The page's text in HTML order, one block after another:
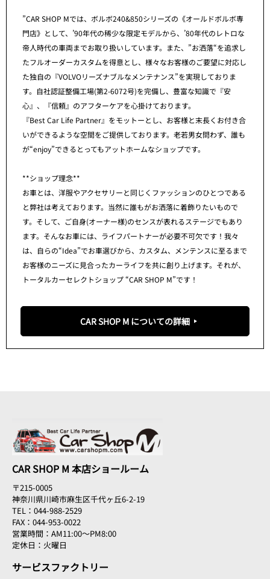
”CAR SHOP Mでは、ボルボ240&850シリーズの《オールドボルボ専
門店》として、’90年代の稀少な限定モデルから、’80年代のレトロな
帝人時代の車両までお取り扱いしています。また、”お洒落“を追求し
たフルオーダーカスタムを得意とし、様々なお客様のご要望に対応し
た独自の『VOLVOリーズナブルなメンテナンス”を実現しておりま
す。自社認証整備工場(第2-6072号)を完備し、豊富な知識で『安
心』、『信頼』のアフターケアを心掛けております。
『Best Car Life Partner』をモットーとし、お客様と末長くお付き合
いができるような空間をご提供しております。老若男女問わず、誰も
が“enjoy”できるとってもアットホームなショップです。
**ショップ理念**
お車とは、洋服やアクセサリーと同じくファッションのひとつである
と弊社は考えております。当然に誰もがお洒落に着飾りたいもので
す。そして、ご自身(オーナー様)のセンスが表れるステージでもあり
ます。そんなお車には、ライフパートナーが必要不可欠です！我々
は、自らの“Idea”でお車選びから、カスタム、メンテンスに至るまで
お客様のニーズに見合ったカーライフを共に創り上げます。それが、
トータルカーセレクトショップ “CAR SHOP M”です！
CAR SHOP M についての詳細
CAR SHOP M 本店ショールーム
〒215-0005
神奈川県川崎市麻生区千代ヶ丘6-2-19
TEL：044-988-2529
FAX：044-953-0022
営業時間：AM11:00～PM8:00
定休日：火曜日
サービスファクトリー